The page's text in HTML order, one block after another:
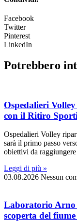
Facebook
Twitter
Pinterest
LinkedIn
Potrebbero
Ospedalieri
con il Ritiro
Ospedalieri Volley
sarà il primo passo
obiettivi da raggiungere
Leggi di più »
03.08.2026 Nessun
Laboratorio Arno
scoperta del